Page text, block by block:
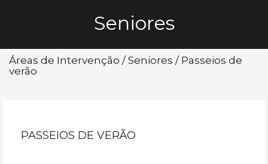
Seniores
Áreas de Intervenção / Seniores / Passeios de
verão
PASSEIOS DE VERÃO